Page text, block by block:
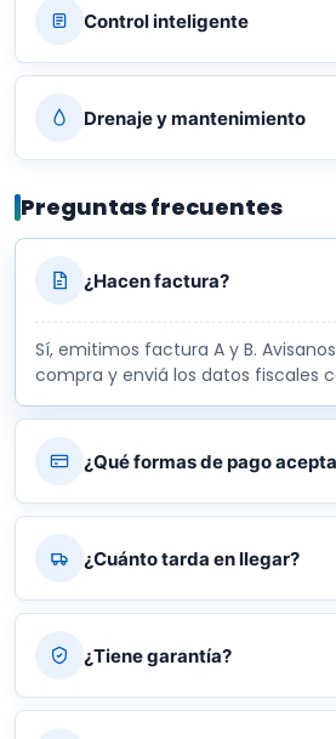
Control inteligente
Drenaje y mantenimiento
Preguntas frecuentes
¿Hacen factura?
Sí, emitimos factura A y B.
compra y enviá los datos fiscales
¿Qué formas de pago
¿Cuánto tarda en llegar?
¿Tiene garantía?